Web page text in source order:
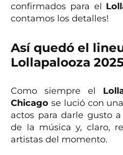
confirmados para el
contamos los detalles!
Así quedó el
Lollapalooza
Como siempre el
Chicago se lució con
actos para darle gusto
de la música y, claro,
artistas del momento.